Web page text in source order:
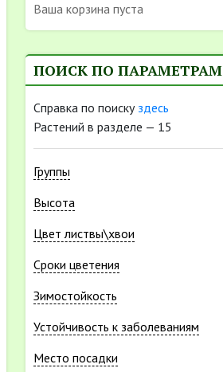
Ваша корзина пуста
ПОИСК ПО ПАРАМЕТРАМ
Cправка по поиску здесь
Растений в разделе — 15
Группы
Высота
Цвет листвы\хвои
Cроки цветения
Зимостойкость
Устойчивость к заболеваниям
Место посадки